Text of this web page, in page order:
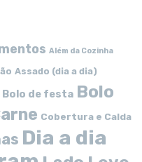
Além da Cozinha
Assado (dia a dia)
Bolo de festa Bolo
Cobertura e Calda
Dia a dia